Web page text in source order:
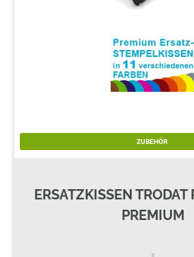
ZUBEHÖR
ERSATZKISSEN TRODAT
PREMIUM